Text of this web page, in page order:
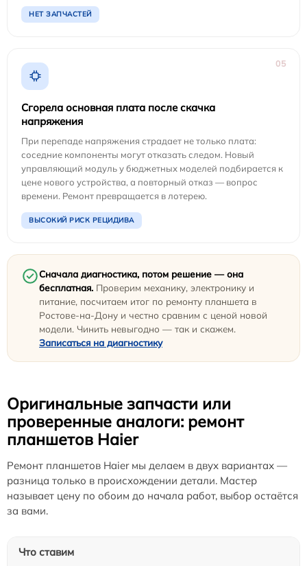
НЕТ ЗАПЧАСТЕЙ
05
Сгорела основная плата после скачка
напряжения
При перепаде напряжения страдает не только плата:
соседние компоненты могут отказать следом. Новый
управляющий модуль у бюджетных моделей подбирается к
цене нового устройства, а повторный отказ — вопрос
времени. Ремонт превращается в лотерею.
ВЫСОКИЙ РИСК РЕЦИДИВА
Сначала диагностика, потом решение — она
бесплатная. Проверим механику, электронику и
питание, посчитаем итог по ремонту планшета в
Ростове-на-Дону и честно сравним с ценой новой
модели. Чинить невыгодно — так и скажем.
Записаться на диагностику
Оригинальные запчасти или
проверенные аналоги: ремонт
планшетов Haier
Ремонт планшетов Haier мы делаем в двух вариантах —
разница только в происхождении детали. Мастер
называет цену по обоим до начала работ, выбор остаётся
за вами.
Что ставим